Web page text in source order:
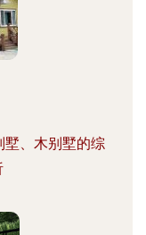
墅、木别墅的综